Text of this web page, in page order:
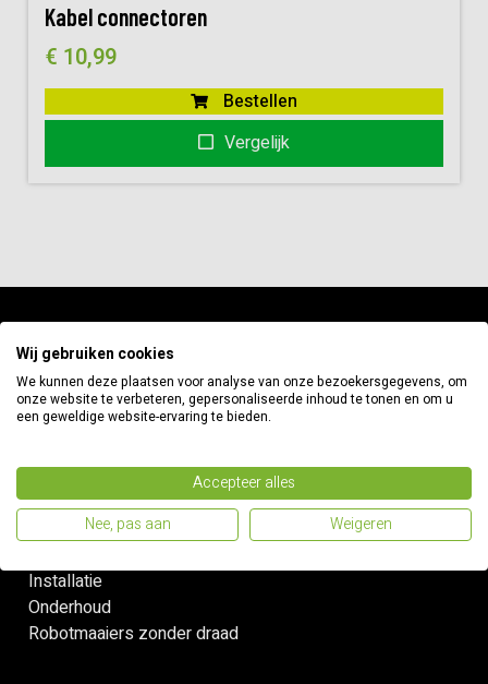
Kabel connectoren
€ 10,99
Bestellen
Vergelijk
Informatie
Betaalmethodes
Verzenden & retouren
Snelle links
Installatie
Onderhoud
Robotmaaiers zonder draad
Wij gebruiken cookies
We kunnen deze plaatsen voor analyse van onze bezoekersgegevens, om
onze website te verbeteren, gepersonaliseerde inhoud te tonen en om u
een geweldige website-ervaring te bieden.
Accepteer alles
Nee, pas aan
Weigeren